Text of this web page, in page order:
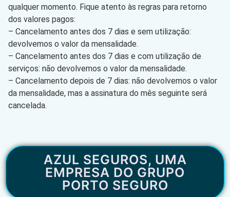
qualquer momento. Fique atento às regras para retorno
dos valores pagos:
– Cancelamento antes dos 7 dias e sem utilização:
devolvemos o valor da mensalidade.
– Cancelamento antes dos 7 dias e com utilização de
serviços: não devolvemos o valor da mensalidade.
– Cancelamento depois de 7 dias: não devolvemos o valor
da mensalidade, mas a assinatura do mês seguinte será
cancelada.
AZUL SEGUROS, UMA
EMPRESA DO GRUPO
PORTO SEGURO